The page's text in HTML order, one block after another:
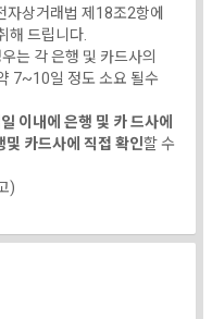
자상거래법 제18조2항에
해 드립니다.
는 각 은행 및 카드사의
7~10일 정도 소요 될수
이내에 은행 및 카 드사에
및 카드사에 직접 확인할 수
)